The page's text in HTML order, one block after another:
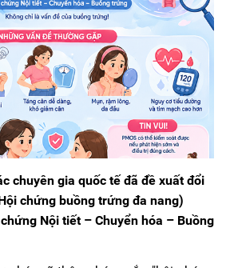
chuyên gia quốc tế đã đề xuất đổi
chứng buồng trứng đa nang)
Nội tiết – Chuyển hóa – Buồng